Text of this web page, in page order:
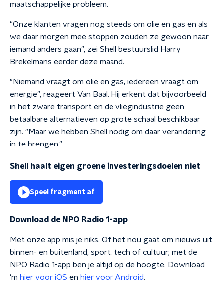
maatschappelijke probleem.
"Onze klanten vragen nog steeds om olie en gas en als
we daar morgen mee stoppen zouden ze gewoon naar
iemand anders gaan", zei Shell bestuurslid Harry
Brekelmans eerder deze maand.
"Niemand vraagt om olie en gas, iedereen vraagt om
energie", reageert Van Baal. Hij erkent dat bijvoorbeeld
in het zware transport en de vliegindustrie geen
betaalbare alternatieven op grote schaal beschikbaar
zijn. "Maar we hebben Shell nodig om daar verandering
in te brengen."
Shell haalt eigen groene investeringsdoelen niet
Speel fragment af
Download de NPO Radio 1-app
Met onze app mis je niks. Of het nou gaat om nieuws uit
binnen- en buitenland, sport, tech of cultuur; met de
NPO Radio 1-app ben je altijd op de hoogte. Download
'm hier voor iOS en hier voor Android.